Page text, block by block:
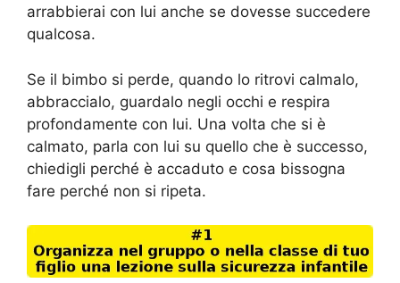
arrabbierai con lui anche se dovesse succedere
qualcosa.
Se il bimbo si perde, quando lo ritrovi calmalo,
abbraccialo, guardalo negli occhi e respira
profondamente con lui. Una volta che si è
calmato, parla con lui su quello che è successo,
chiedigli perché è accaduto e cosa bissogna
fare perché non si ripeta.